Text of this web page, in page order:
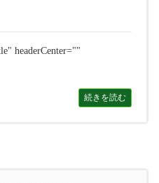
headerCenter=""
続きを読む